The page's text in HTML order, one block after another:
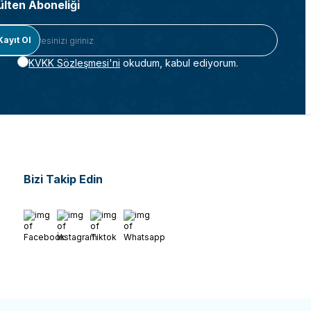
Aboneliği
Ol
KVKK Sözleşmesi'ni okudum, kabul ediyorum.
Bizi Takip Edin
FacebookİnstagramTiktok Whatsapp